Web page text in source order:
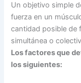
Un objetivo simple
fuerza en un
cantidad posible de
simultánea o
Los factores que
los siguientes: